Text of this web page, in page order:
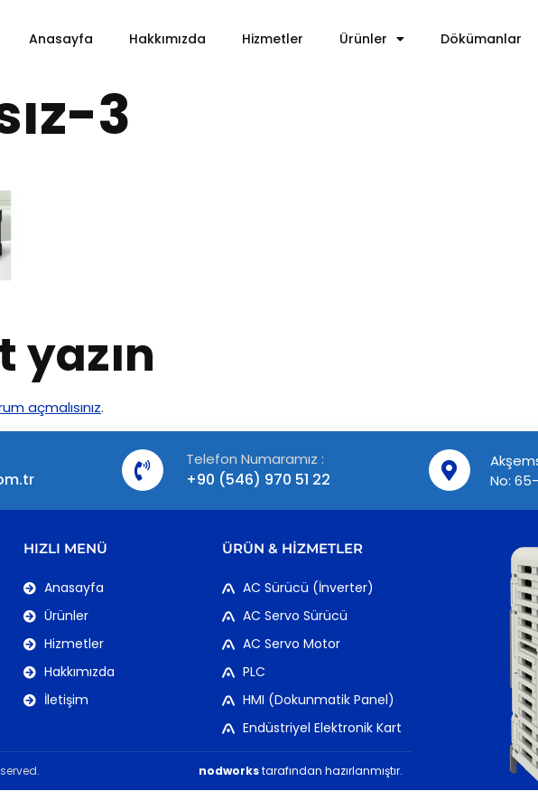
Anasayfa Hakkımızda Hizmetler Ürünler Dökümanlar
3
yazın
açmalısınız.
Telefon Numaramız :
+90 (546) 970 51 22
No:
HIZLI MENÜ
Anasayfa
Ürünler
Hizmetler
Hakkımızda
İletişim
ÜRÜN & HIZMETLER
AC Sürücü (İnverter)
AC Servo Sürücü
AC Servo Motor
PLC
HMI (Dokunmatik Panel)
Endüstriyel Elektronik Kart
nodworkstarafından hazırlanmıştır.